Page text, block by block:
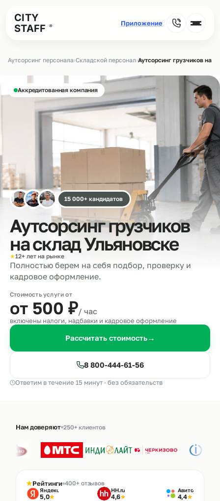
CITY
STAFF
®
Аутсорсинг персонала›Складской персонал›Аутсорсинг грузчиков на
Аккредитованная компания
15 000+ кандидатов
Аутсорсинг грузчиков
на складУльяновске
★12+ лет на рынке
Полностью берем на себя подбор, проверку и
кадровое оформление.
Стоимость услуги от
от 500 ₽/ час
включены налоги, надбавки и кадровое оформление
Рассчитать стоимость→
8 800-444-61-56
Ответим в течение 15 минут · без обязательств
Нам доверяют 250+ клиентов
★Рейтинги 400+ отзывов
Яндекс
5,0★
HH.ru
4,6★
Авито
4,4★